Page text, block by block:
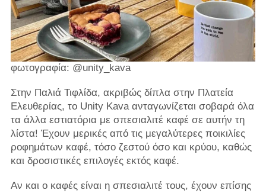
φωτογραφία: @unity_kava
Στην Παλιά Τιφλίδα, ακριβώς δίπλα στην Πλατεία
Ελευθερίας, το Unity Kava ανταγωνίζεται σοβαρά όλα
τα άλλα εστιατόρια με σπεσιαλιτέ καφέ σε αυτήν τη
λίστα! Έχουν μερικές από τις μεγαλύτερες ποικιλίες
ροφημάτων καφέ, τόσο ζεστού όσο και κρύου, καθώς
και δροσιστικές επιλογές εκτός καφέ.
Αν και ο καφές είναι η σπεσιαλιτέ τους, έχουν επίσης